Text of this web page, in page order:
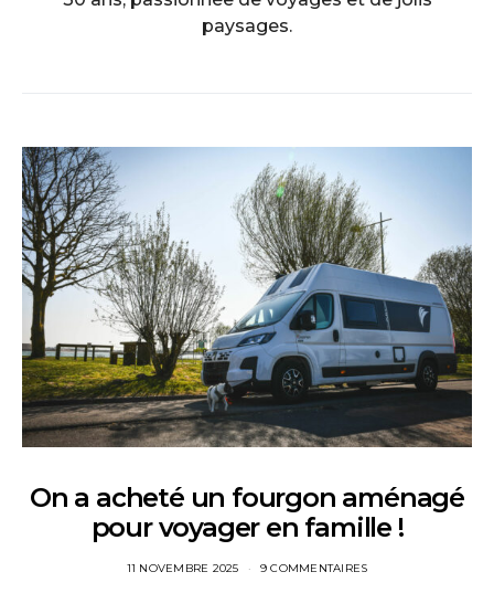
paysages.
On a acheté un fourgon aménagé
pour voyager en famille !
11 NOVEMBRE 2025 9 COMMENTAIRES